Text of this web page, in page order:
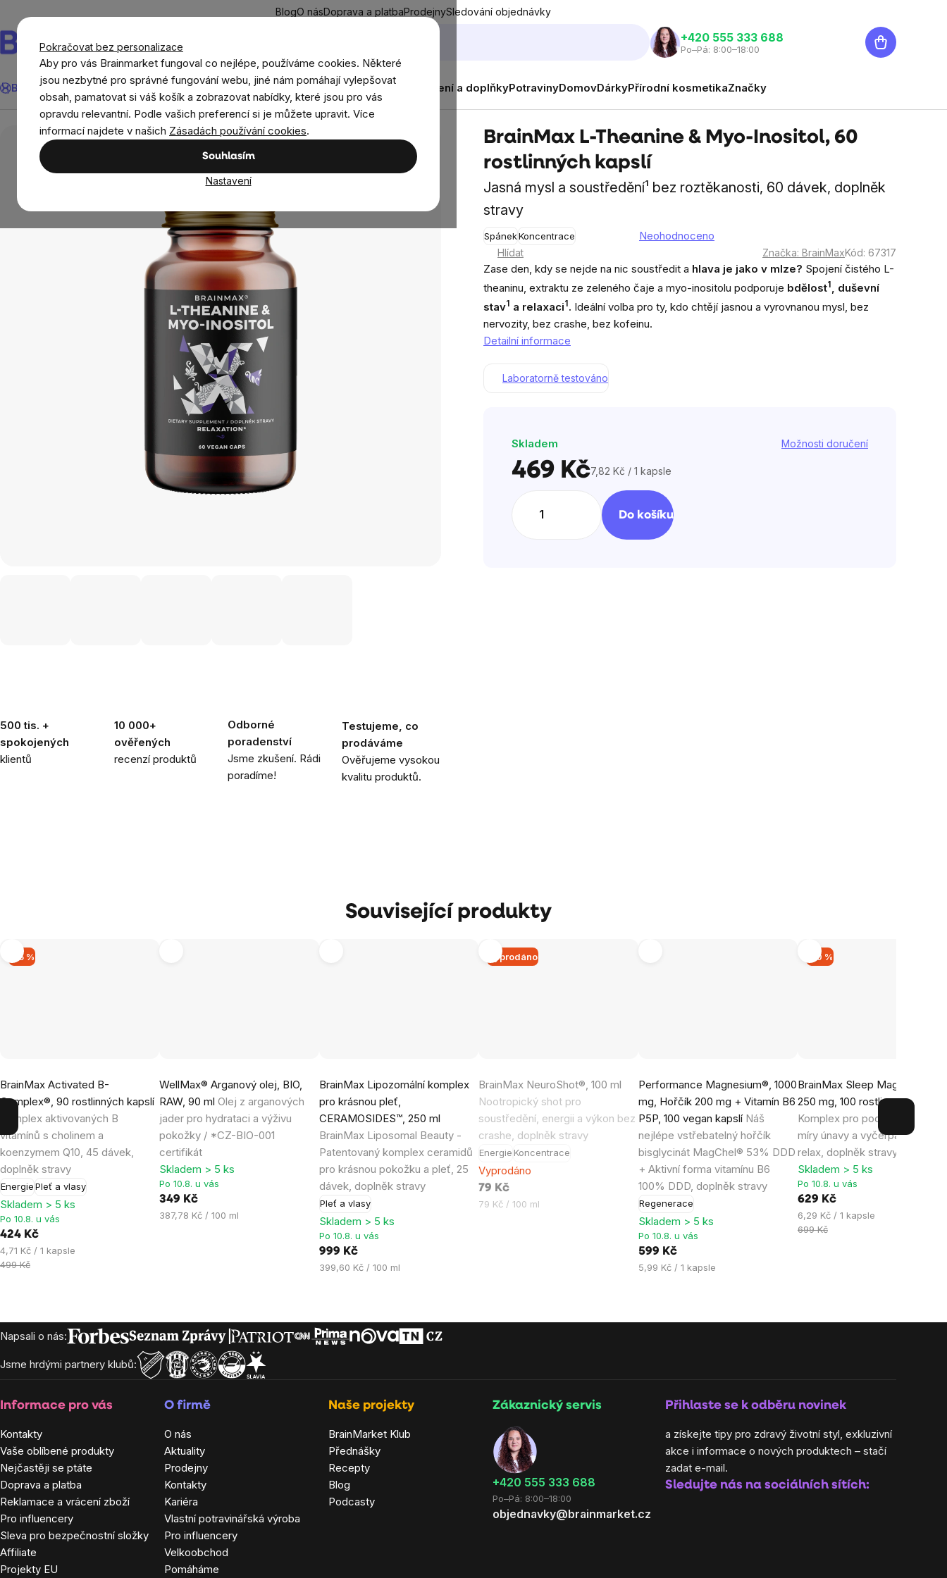
Pokračovat bez personalizace
Aby pro vás Brainmarket fungoval co nejlépe, používáme cookies. Některé
jsou nezbytné pro správné fungování webu, jiné nám pomáhají vylepšovat
obsah, pamatovat si váš košík a zobrazovat nabídky, které jsou pro vás
opravdu relevantní. Podle vašich preferencí si je můžete upravit. Více
informací najdete v našich Zásadách používání cookies.
Souhlasím
Nastavení
obsah
BlogO násDoprava a platbaProdejnySledování objednávky
Hledat
‭+420 555 333 688
Po–Pá: 8:00–18:00
Nákupní
košík
BrainMax® Léto Ušetři CíleDoplňky stravy a výživaNovinkyMužiŽenyDěti Oblečení a doplňkyPotravinyDomovDárkyPřírodní kosmetikaZnačky
BrainMax® BrainMax L-Theanine & Myo-Inositol, 60 rostlinných kapslí
BrainMax L-Theanine & Myo-Inositol, 60
rostlinných kapslí
Jasná mysl a soustředění¹ bez roztěkanosti, 60 dávek, doplněk
stravy
SpánekKoncentrace
produktu
je
0,0
z
Neohodnoceno
500 tis. +
spokojených
klientů
10 000+
ověřených
recenzí produktů
Odborné
poradenství
Jsme zkušení. Rádi
poradíme!
Testujeme, co
prodáváme
Ověřujeme vysokou
kvalitu produktů.
Hlídat Značka: BrainMaxKód: 67317
Zase den, kdy se nejde na nic soustředit a hlava je jako v mlze? Spojení čistého L-
theaninu, extraktu ze zeleného čaje a myo-inositolu podporuje bdělost1, duševní
stav1 a relaxaci1. Ideální volba pro ty, kdo chtějí jasnou a vyrovnanou mysl, bez
nervozity, bez crashe, bez kofeinu.
Detailní informace
Laboratorně testováno
Skladem Možnosti doručení
469 KčMěrná
cena:
7,82 Kč / 1 kapsle
Do košíku
Související produkty
–15 %
BrainMax Activated B-
Complex®, 90 rostlinných kapslí
Komplex aktivovaných B
vitamínů s cholinem a
koenzymem Q10, 45 dávek,
doplněk stravy
EnergiePleť a vlasy
hodnocení
produktu
5,0
z
5
hvězdiček.
Skladem > 5 ks
Po 10.8. u vás
424 Kč
Měrná
cena:
4,71 Kč / 1 kapsle
499 Kč
WellMax® Arganový olej, BIO,
RAW, 90 mlOlej z arganových
jader pro hydrataci a výživu
pokožky / *CZ-BIO-001
certifikát
hodnocení
produktu
je
5,0
z
5
hvězdiček.
Skladem > 5 ks
Po 10.8. u vás
349 Kč
Měrná
387,78 Kč / 100 ml
BrainMax Lipozomální komplex
pro krásnou pleť,
CERAMOSIDES™, 250 ml
BrainMax Liposomal Beauty -
Patentovaný komplex ceramidů
pro krásnou pokožku a pleť, 25
dávek, doplněk stravy
Pleť a vlasy
hodnocení
produktu
je
5,0
z
5
hvězdiček.
Skladem > 5 ks
Po 10.8. u vás
999 Kč
Měrná
399,60 Kč / 100 ml
Vyprodáno
BrainMax NeuroShot®, 100 ml
Nootropický shot pro
soustředění, energii a výkon bez
crashe, doplněk stravy
Energie Koncentrace
hodnocení
produktu
je
5,0
z
5
hvězdiček.
Vyprodáno
79 Kč
Měrná
79 Kč / 100 ml
Performance Magnesium®, 1000
mg, Hořčík 200 mg + Vitamín B6
P5P, 100 vegan kapslí Náš
nejlépe vstřebatelný hořčík
bisglycinát MagChel® 53% DDD
+ Aktivní forma vitamínu B6
100% DDD, doplněk stravy
Regenerace
hodnocení
produktu
je
4,9
z
5
hvězdiček.
Skladem > 5 ks
Po 10.8. u vás
599 Kč
Měrná
5,99 Kč / 1 kapsle
–10 %
BrainMax Sleep Magnesium®,
250 mg, 100 rostlinných kapslí
Komplex pro podporu snížení
míry únavy a vyčerpání,
relax, doplněk stravy
hodnocení
produktu
je
4,8
z
5
hvězdiček.
Skladem > 5 ks
Po 10.8. u vás
629 Kč
Měrná
cena:
6,29 Kč / 1 kapsle
699 Kč
Zápatí
Napsali o nás:
Jsme hrdými partnery klubů:
Informace pro vás
Kontakty
Vaše oblíbené produkty
Nejčastěji se ptáte
Doprava a platba
Reklamace a vrácení zboží
Pro influencery
Sleva pro bezpečnostní složky
Affiliate
Projekty EU
O firmě
O nás
Aktuality
Prodejny
Kontakty
Kariéra
Vlastní potravinářská výroba
Pro influencery
Velkoobchod
Pomáháme
Naše projekty
BrainMarket Klub
Přednášky
Recepty
Blog
Podcasty
Zákaznický servis
‭+420 555 333 688
Po–Pá: 8:00–18:00
objednavky@brainmarket.cz
Přihlaste se k odběru novinek
a získejte tipy pro zdravý životní styl, exkluzivní
akce i informace o nových produktech – stačí
zadat e-mail.
Sledujte nás na sociálních sítích: